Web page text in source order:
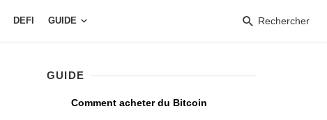
DEFI GUIDE Rechercher
GUIDE
Comment acheter du Bitcoin